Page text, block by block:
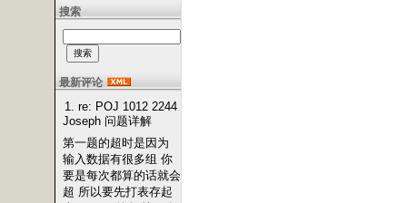
搜索
最新评论
1. re: POJ 1012 2244
Joseph 问题详解
第一题的超时是因为
输入数据有很多组 你
要是每次都算的话就会
超 所以要先打表存起